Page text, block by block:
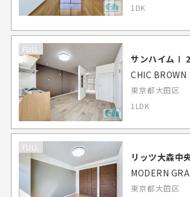
1DK
FULL
サンハイムⅠ
CHIC BROWN
東京都大田区
1LDK
FULL
リッツ大森中
MODERN
東京都大田区